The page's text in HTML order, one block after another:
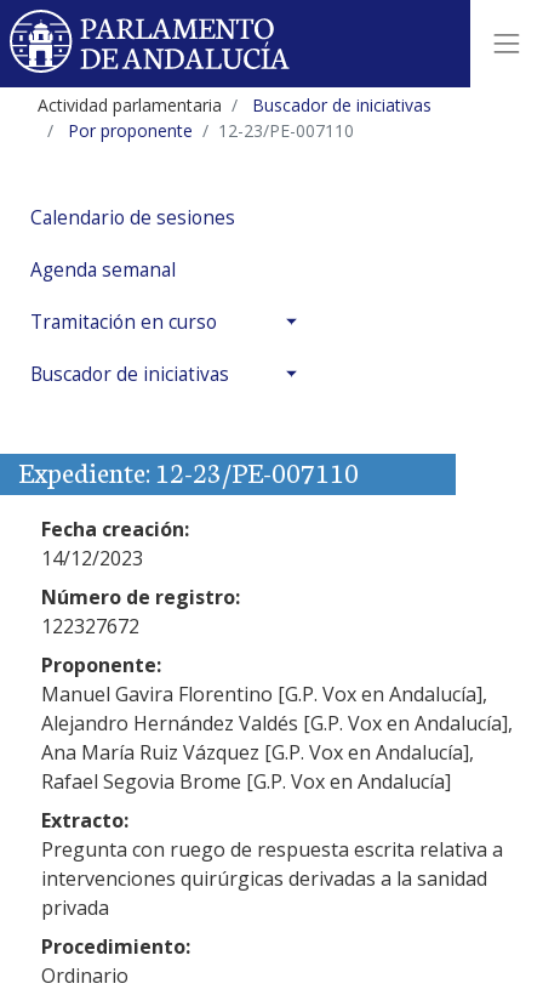
Actividad parlamentaria
Buscador de iniciativas
Por proponente
12-23/PE-007110
Calendario de sesiones
Agenda semanal
Tramitación en curso
Buscador de iniciativas
Expediente: 12-23/PE-007110
Fecha creación:
14/12/2023
Número de registro:
122327672
Proponente:
Manuel Gavira Florentino [G.P. Vox en Andalucía],
Alejandro Hernández Valdés [G.P. Vox en Andalucía],
Ana María Ruiz Vázquez [G.P. Vox en Andalucía],
Rafael Segovia Brome [G.P. Vox en Andalucía]
Extracto:
Pregunta con ruego de respuesta escrita relativa a
intervenciones quirúrgicas derivadas a la sanidad
privada
Procedimiento:
Ordinario